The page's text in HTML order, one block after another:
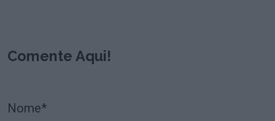
Comente Aqui!
Nome*